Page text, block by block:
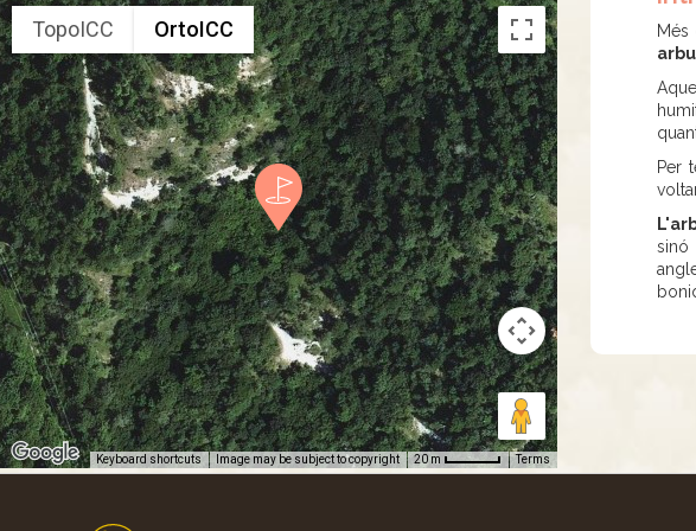
TopoICC OrtoICC
Keyboard shortcuts Image may be subject to copyright 20 m Terms
Per
sinó